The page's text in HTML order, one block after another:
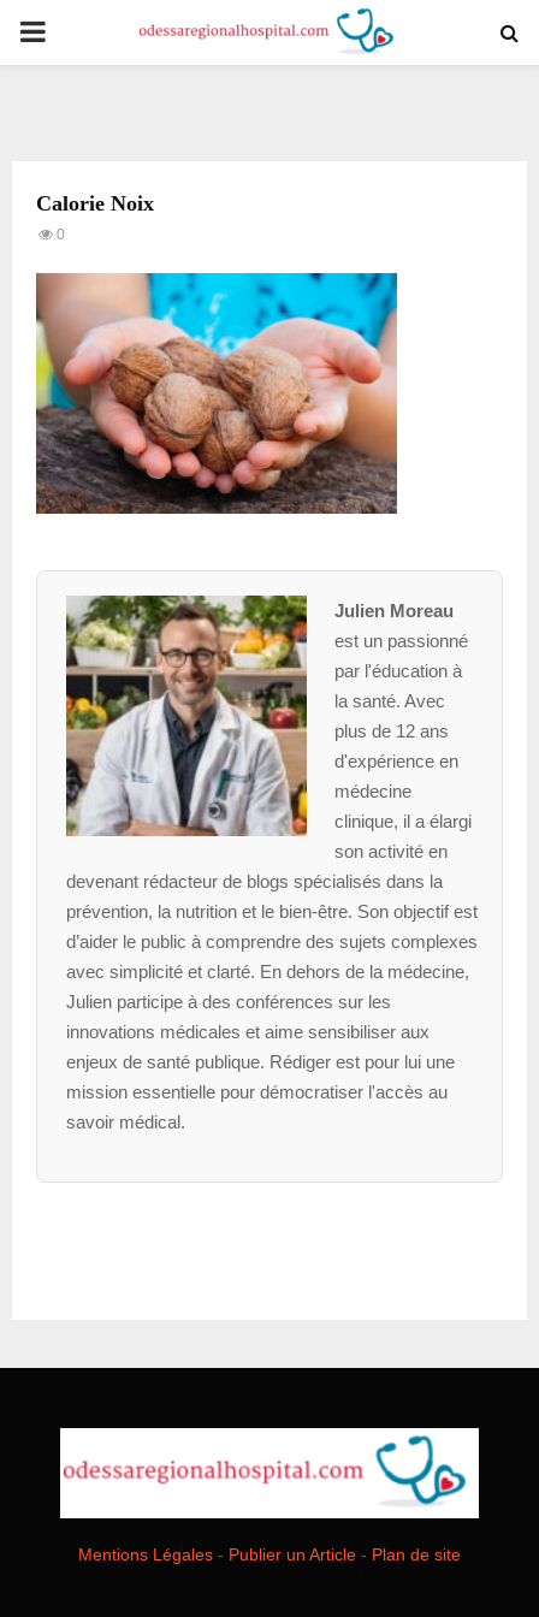
PRIMARY
Calorie Noix
0
Julien Moreau
est un passionné
par l'éducation à
la santé. Avec
plus de 12 ans
d'expérience en
médecine
clinique, il a élargi
son activité en
devenant rédacteur de blogs spécialisés dans la
prévention, la nutrition et le bien-être. Son objectif est
d’aider le public à comprendre des sujets complexes
avec simplicité et clarté. En dehors de la médecine,
Julien participe à des conférences sur les
innovations médicales et aime sensibiliser aux
enjeux de santé publique. Rédiger est pour lui une
mission essentielle pour démocratiser l'accès au
savoir médical.
Mentions Légales - Publier un Article - Plan de site